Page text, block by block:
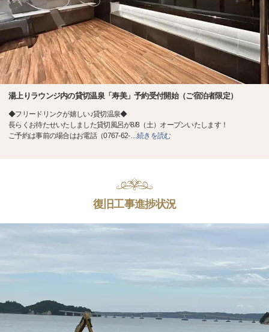
湯上りラウンジ内の貸切温泉「寿美」予約受付開始（ご宿泊者限定）
◆フリードリンクが嬉しい♪貸切温泉◆
長らくお待たせいたしました貸切風呂が8/8（土）オープンいたします！
ご予約は事前の場合はお電話（0767-62-…続きを読む
復旧工事進捗状況